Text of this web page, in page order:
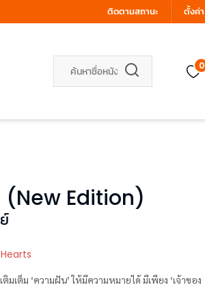
ติดตามสถานะ ตั้งค่า
0
(New Edition)
Hearts
เต็ม ‘ความฝัน’ ให้มีความหมายได้ มีเพียง ‘เจ้าของ